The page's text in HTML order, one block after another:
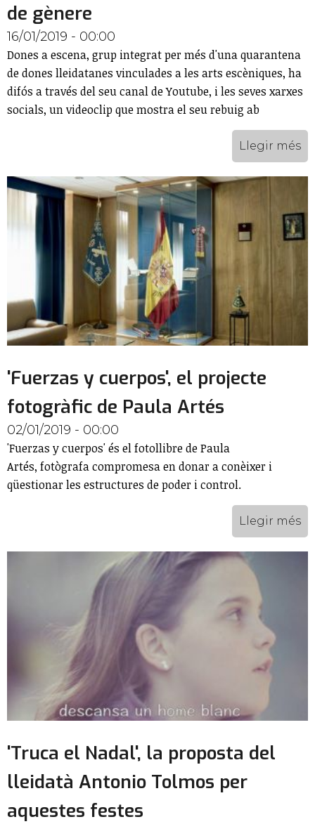
de gènere
16/01/2019 - 00:00
Dones a escena, grup integrat per més d'una quarantena
de dones lleidatanes vinculades a les arts escèniques, ha
difós a través del seu canal de Youtube, i les seves xarxes
socials, un videoclip que mostra el seu rebuig ab
Llegir més
'Fuerzas y cuerpos', el projecte
fotogràfic de Paula Artés
02/01/2019 - 00:00
'Fuerzas y cuerpos' és el fotollibre de Paula
Artés, fotògrafa compromesa en donar a conèixer i
qüestionar les estructures de poder i control.
Llegir més
'Truca el Nadal', la proposta del
lleidatà Antonio Tolmos per
aquestes festes